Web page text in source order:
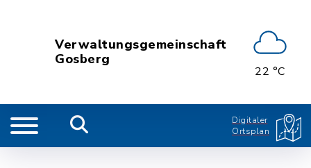
Verwaltungsgemeinschaft
Gosberg
22 °C
Digitaler
Ortsplan